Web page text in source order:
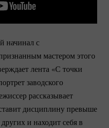
начинал с
мастером этого
лента «С точки
заводского
рассказывает
дисциплину превыше
и находит себя в